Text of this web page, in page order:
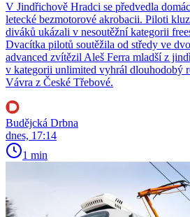
V Jindřichově Hradci se předvedla
letecké bezmotorové akrobacii. Piloti
diváků ukázali v nesoutěžní kategorii
Dvacítka pilotů soutěžila od středy ve
advanced zvítězil Aleš Ferra mladší z
v kategorii unlimited vyhrál dlouhodobý
Vávra z České Třebové.
Budějcká Drbna
dnes, 17:14
1 min